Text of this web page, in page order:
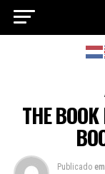
THE
Publicado em